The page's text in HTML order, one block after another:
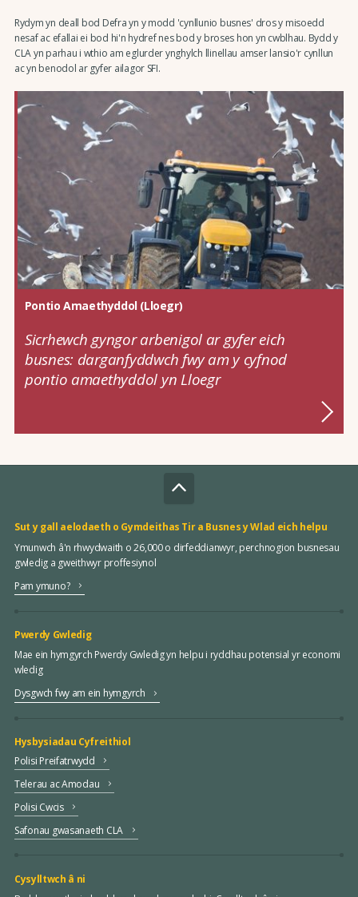
Rydym yn deall bod Defra yn y modd 'cynllunio busnes' dros y misoedd
nesaf ac efallai ei bod hi'n hydref nes bod y broses hon yn cwblhau. Bydd y
CLA yn parhau i wthio am eglurder ynghylch llinellau amser lansio'r cynllun
ac yn benodol ar gyfer ailagor SFI.
Pontio Amaethyddol (Lloegr)
Sicrhewch gyngor arbenigol ar gyfer eich
busnes: darganfyddwch fwy am y cyfnod
pontio amaethyddol yn Lloegr
Sut y gall aelodaeth o Gymdeithas Tir a Busnes y Wlad eich helpu
Ymunwch â'n rhwydwaith o 26,000 o dirfeddianwyr, perchnogion busnesau
gwledig a gweithwyr proffesiynol
Pam ymuno?
Pwerdy Gwledig
Mae ein hymgyrch Pwerdy Gwledig yn helpu i ryddhau potensial yr economi
wledig
Dysgwch fwy am ein hymgyrch
Hysbysiadau Cyfreithiol
Polisi Preifatrwydd
Telerau ac Amodau
Polisi Cwcis
Safonau gwasanaeth CLA
Cysylltwch â ni